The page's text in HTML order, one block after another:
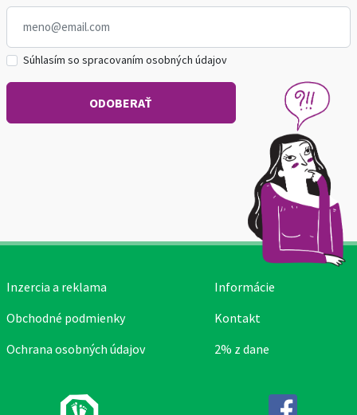
Súhlasím so spracovaním osobných údajov
Inzercia a reklama
Obchodné podmienky
Ochrana osobných údajov
Informácie
Kontakt
2% z dane